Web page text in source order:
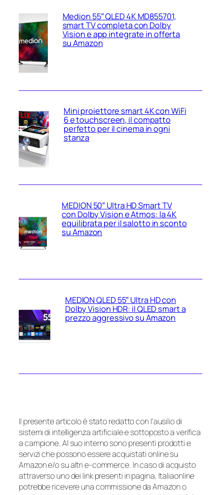
Medion 55″ QLED 4K MD855701,
smart TV completa con Dolby
Vision e app integrate in offerta
su Amazon
Mini proiettore smart 4K con WiFi
6 e touchscreen, il compatto
perfetto per il cinema in ogni
stanza
MEDION 50″ Ultra HD Smart TV
con Dolby Vision e Atmos: la 4K
equilibrata per il salotto in sconto
su Amazon
MEDION QLED 55″ Ultra HD con
Dolby Vision HDR: il QLED smart a
prezzo aggressivo su Amazon
Il presente articolo è stato redatto con l’ausilio di
sistemi di intelligenza artificiale e sottoposto a verifica
a campione. Al suo interno sono presenti prodotti e
servizi che possono essere acquistati online su
Amazon e/o su altri e-commerce. In caso di acquisto
attraverso uno dei link presenti in pagina, Italiaonline
potrebbe ricevere una commissione da Amazon o